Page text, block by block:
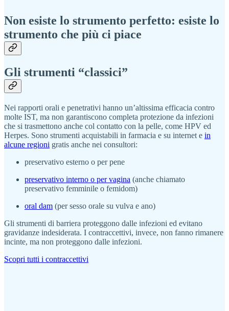
Non esiste lo strumento perfetto: esiste lo
strumento che più ci piace
Gli strumenti “classici”
Nei rapporti orali e penetrativi hanno un’altissima efficacia contro
molte IST, ma non garantiscono completa protezione da infezioni
che si trasmettono anche col contatto con la pelle, come HPV ed
Herpes. Sono strumenti acquistabili in farmacia e su internet e in
alcune regioni gratis anche nei consultori:
preservativo esterno o per pene
preservativo interno o per vagina (anche chiamato
preservativo femminile o femidom)
oral dam (per sesso orale su vulva e ano)
Gli strumenti di barriera proteggono dalle infezioni ed evitano
gravidanze indesiderata. I contraccettivi, invece, non fanno rimanere
incinte, ma non proteggono dalle infezioni.
Scopri tutti i contraccettivi